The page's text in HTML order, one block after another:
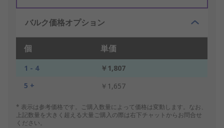
バルク価格オプション
個 単価
1 - 4
￥1,807
5 +
￥1,657
* 表示は参考価格です。ご購入数量によって価格は変動します。なお、
上記数量を大きく超える大量ご購入の際は右下チャットからお問合せ
ください。